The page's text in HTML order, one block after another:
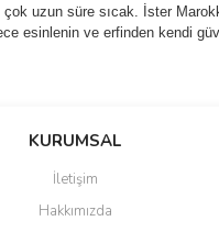
çok uzun süre sıcak. İster
esinlenin ve erfinden kendi
ürüne ilk yorumu siz yapın!
bozuk veya görüntülenemiyor.
KURUMSAL
İletişim
Hakkımızda